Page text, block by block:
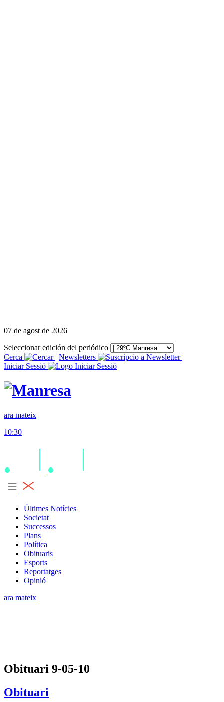
07 de agost de 2026
Seleccionar edición del periódico
Cerca
| Newsletters
|
Iniciar Sessió
ara mateix
10:30
Últimes Notícies
Societat
Successos
Plans
Política
Obituaris
Esports
Reportatges
Opinió
ara mateix
Obituari 9-05-10
Obituari